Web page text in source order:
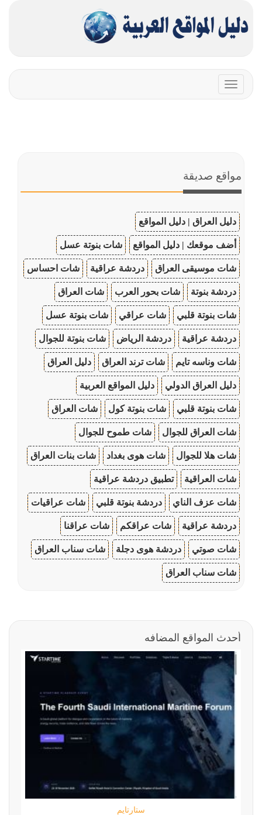
Toggle
navigation
مواقع صديقة
دليل العراق | دليل المواقع
أضف موقعك | دليل المواقع شات بنوتة عسل
شات موسيقى العراق دردشة عراقية شات احساس
دردشة بنوتة شات بحور العرب شات العراق
شات بنوتة قلبي شات عراقي شات بنوتة عسل
دردشة عراقية دردشة الرياض شات بنوتة للجوال
شات وناسه تايم شات ترند العراق دليل العراق
دليل العراق الدولي دليل المواقع العربية
شات بنوتة قلبي شات بنوتة كول شات العراق
شات العراق للجوال شات طموح للجوال
شات هلا للجوال شات هوى بغداد شات بنات العراق
شات العراقية تطبيق دردشة عراقية
شات عزف الناي دردشة بنوتة قلبي شات عراقيات
دردشة عراقية شات عراقكم شات عراقنا
شات صوتي دردشة هوى دجلة شات سناب العراق
شات سناب العراق
أحدث المواقع المضافه
ستارتايم